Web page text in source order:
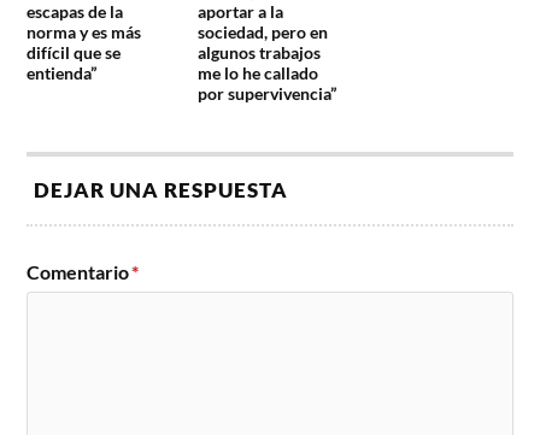
escapas de la
norma y es más
difícil que se
entienda”
aportar a la
sociedad, pero en
algunos trabajos
me lo he callado
por supervivencia”
DEJAR UNA RESPUESTA
Comentario*